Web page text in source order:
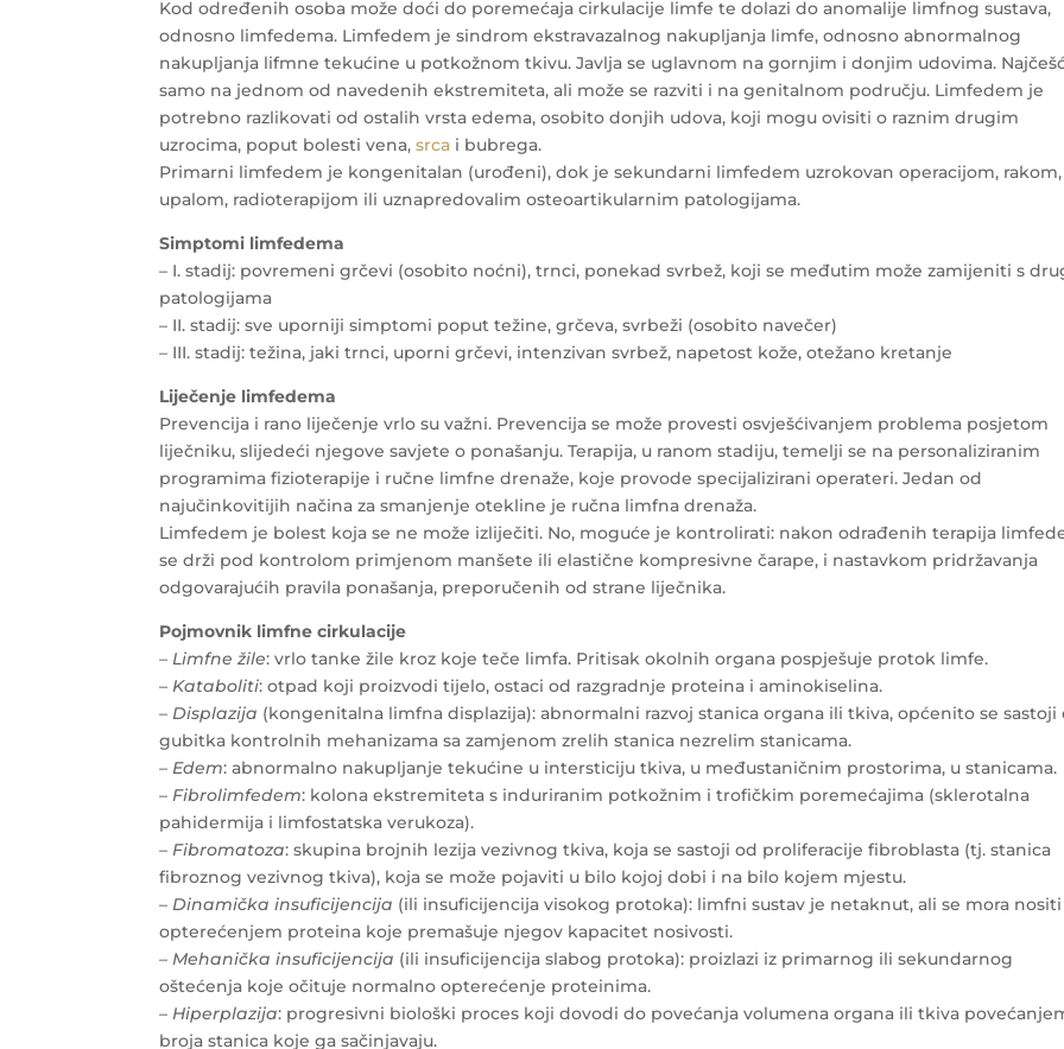
Kod određenih osoba može doći do poremećaja cirkulacije limfe te dolazi do anomalije limfnog sustava,
odnosno limfedema. Limfedem je sindrom ekstravazalnog nakupljanja limfe, odnosno abnormalnog
nakupljanja lifmne tekućine u potkožnom tkivu. Javlja se uglavnom na gornjim i donjim udovima.
samo na jednom od navedenih ekstremiteta, ali može se razviti i na genitalnom području. Limfedem je
potrebno razlikovati od ostalih vrsta edema, osobito donjih udova, koji mogu ovisiti o raznim drugim
uzrocima, poput bolesti vena, srca i bubrega.
Primarni limfedem je kongenitalan (urođeni), dok je sekundarni limfedem uzrokovan operacijom, rakom,
upalom, radioterapijom ili uznapredovalim osteoartikularnim patologijama.
Simptomi limfedema
– I. stadij: povremeni grčevi (osobito noćni), trnci, ponekad svrbež, koji se međutim može zamijeniti s
patologijama
– II. stadij: sve uporniji simptomi poput težine, grčeva, svrbeži (osobito navečer)
– III. stadij: težina, jaki trnci, uporni grčevi, intenzivan svrbež, napetost kože, otežano kretanje
Liječenje limfedema
Prevencija i rano liječenje vrlo su važni. Prevencija se može provesti osvješćivanjem problema posjetom
liječniku, slijedeći njegove savjete o ponašanju. Terapija, u ranom stadiju, temelji se na personaliziranim
programima fizioterapije i ručne limfne drenaže, koje provode specijalizirani operateri. Jedan od
najučinkovitijih načina za smanjenje otekline je ručna limfna drenaža.
Limfedem je bolest koja se ne može izliječiti. No, moguće je kontrolirati: nakon odrađenih terapija
se drži pod kontrolom primjenom manšete ili elastične kompresivne čarape, i nastavkom pridržavanja
odgovarajućih pravila ponašanja, preporučenih od strane liječnika.
Pojmovnik limfne cirkulacije
–Limfne žile: vrlo tanke žile kroz koje teče limfa. Pritisak okolnih organa pospješuje protok limfe.
–Kataboliti: otpad koji proizvodi tijelo, ostaci od razgradnje proteina i aminokiselina.
–Displazija (kongenitalna limfna displazija): abnormalni razvoj stanica organa ili tkiva, općenito se sastoji
gubitka kontrolnih mehanizama sa zamjenom zrelih stanica nezrelim stanicama.
–Edem: abnormalno nakupljanje tekućine u intersticiju tkiva, u međustaničnim prostorima, u stanicama.
–Fibrolimfedem: kolona ekstremiteta s induriranim potkožnim i trofičkim poremećajima (sklerotalna
pahidermija i limfostatska verukoza).
–Fibromatoza: skupina brojnih lezija vezivnog tkiva, koja se sastoji od proliferacije fibroblasta (tj. stanica
fibroznog vezivnog tkiva), koja se može pojaviti u bilo kojoj dobi i na bilo kojem mjestu.
–Dinamička insuficijencija (ili insuficijencija visokog protoka): limfni sustav je netaknut, ali se mora nositi
opterećenjem proteina koje premašuje njegov kapacitet nosivosti.
–Mehanička insuficijencija (ili insuficijencija slabog protoka): proizlazi iz primarnog ili sekundarnog
oštećenja koje očituje normalno opterećenje proteinima.
–Hiperplazija: progresivni biološki proces koji dovodi do povećanja volumena organa ili tkiva
broja stanica koje ga sačinjavaju.